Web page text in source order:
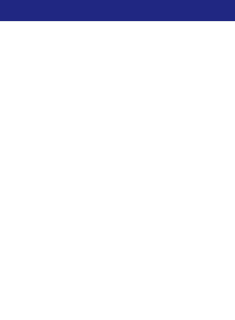
রোল্ড স্টিল